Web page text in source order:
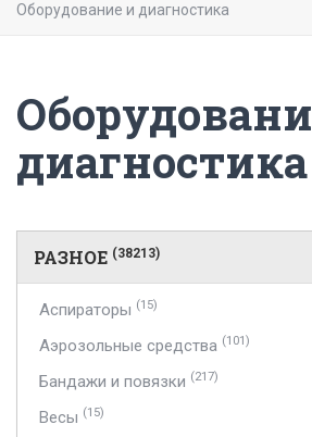
Оборудование и диагностика
диагностика
РАЗНОЕ (38213)
Аспираторы (15)
Аэрозольные средства (101)
Бандажи и повязки (217)
Весы (15)